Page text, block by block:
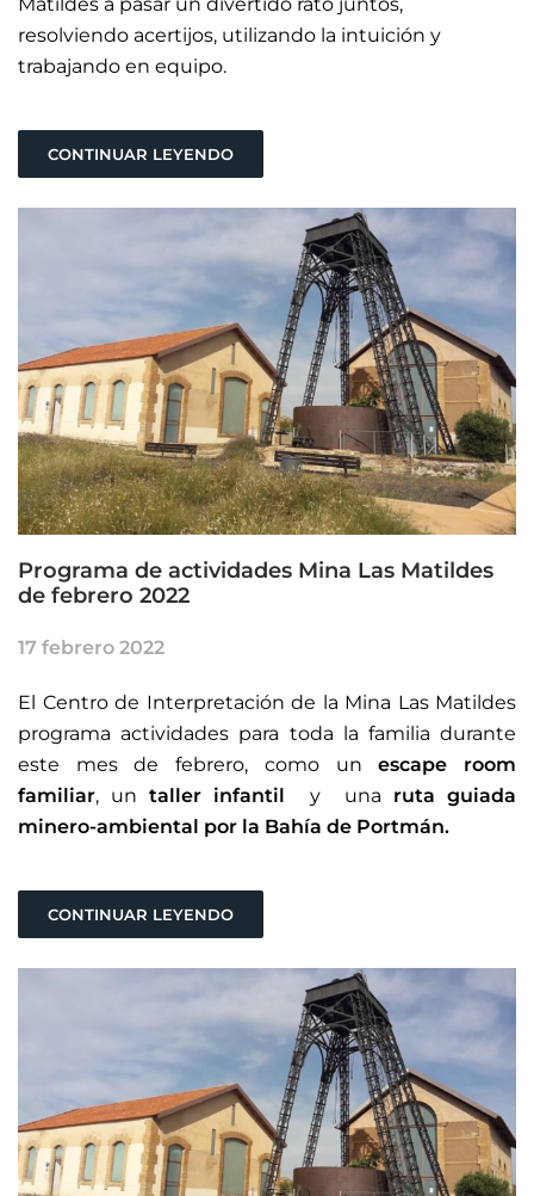
resolviendo acertijos, utilizando la intuición y
trabajando en equipo.
CONTINUAR LEYENDO
Programa de actividades Mina Las Matildes
de febrero 2022
17 febrero 2022
El Centro de Interpretación de la Mina Las Matildes
programa actividades para toda la familia durante
este mes de febrero, como unescape room
familiar, untaller infantil y una ruta guiada
minero-ambiental por la Bahía de Portmán.
CONTINUAR LEYENDO